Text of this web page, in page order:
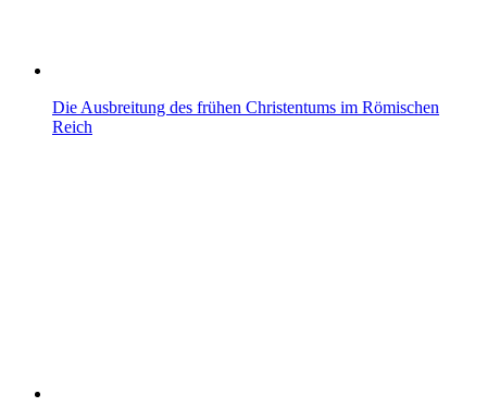
Die Ausbreitung des frühen Christentums im Römischen
Reich